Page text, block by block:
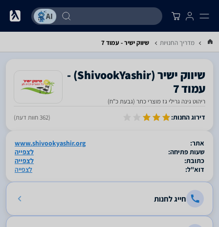
מדריך החנויות שיווק ישיר - עמוד 7
‎שיווק ישיר‎ ‏(ShivookYashir) -
עמוד 7
ריהוט גינה גרילי גז מוצרי כתר (גבעת כ"ח)
דירוג החנות: (362 חוות דעת)
אתר:
www.shivookyashir.org
שעות פתיחה:
לצפייה
כתובת:
לצפייה
דוא"ל:
לצפייה
חייג לחנות